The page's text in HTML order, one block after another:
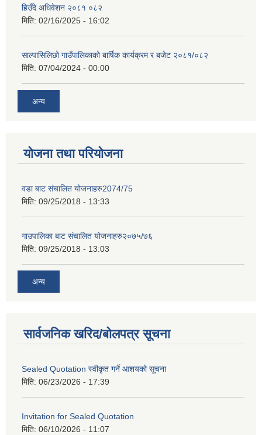
हिउँदे अधिवेशन २०८१ ०८२
मिति: 02/16/2025 - 16:02
साल्पासिलिछो गाउँपालिकाको बार्षिक कार्यक्रम र बजेट २०८१/०८२
मिति: 07/04/2024 - 00:00
अन्य
योजना तथा परियोजना
वडा बाट संचालित योजनाहरु2074/75
मिति: 09/25/2018 - 13:33
गाउपालिका बाट संचालित योजनाहरु२०७५/७६
मिति: 09/25/2018 - 13:03
अन्य
सार्वजनिक खरिद/बोलपत्र सूचना
Sealed Quotation स्वीकृत गर्ने आशयको सूचना
मिति: 06/23/2026 - 17:39
Invitation for Sealed Quotation
मिति: 06/10/2026 - 11:07